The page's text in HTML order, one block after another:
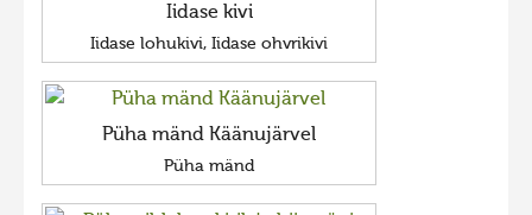
Iidase kivi
Iidase lohukivi, Iidase ohvrikivi
Püha mänd Käänujärvel
Püha mänd